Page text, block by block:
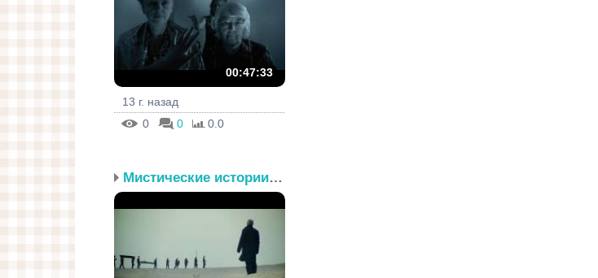
00:47:33
13 г. назад
0
0 0.0
Мистические истории. Эп...